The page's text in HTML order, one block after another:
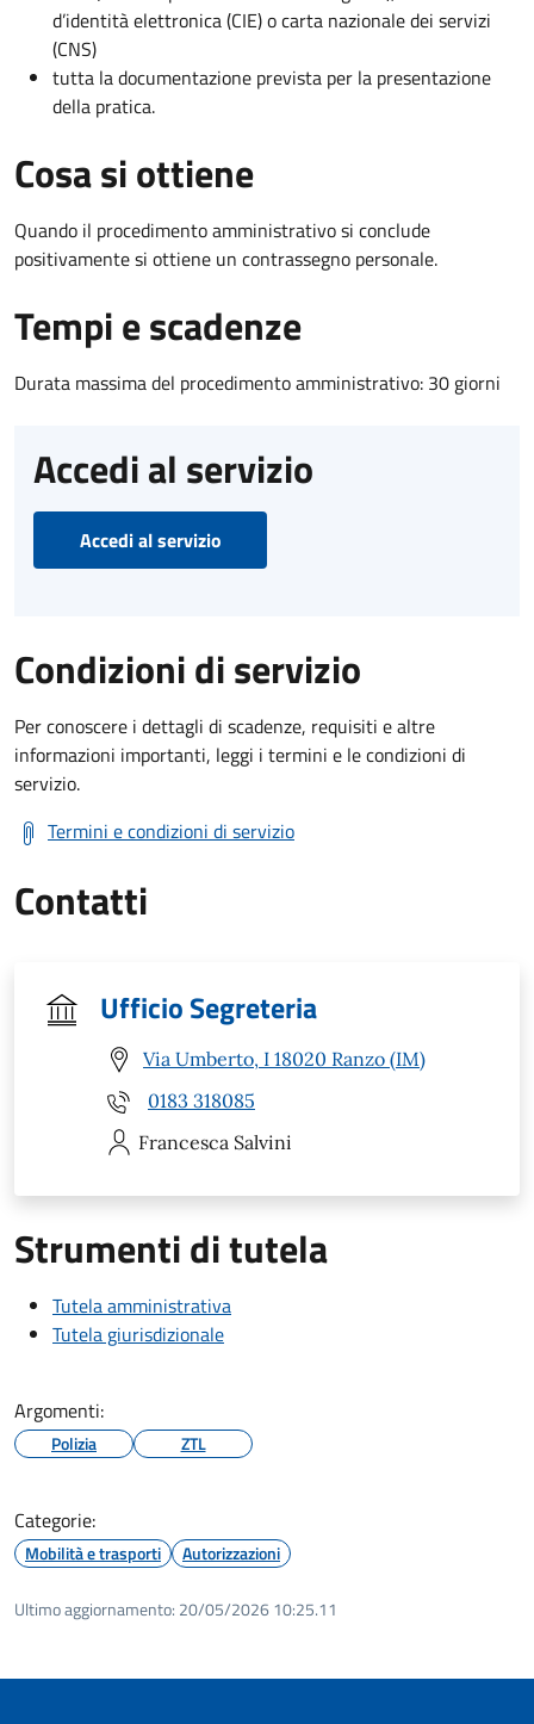
d’identità elettronica (CIE) o carta nazionale dei servizi
(CNS)
tutta la documentazione prevista per la presentazione
della pratica.
Cosa si ottiene
Quando il procedimento amministrativo si conclude
positivamente si ottiene un contrassegno personale.
Tempi e scadenze
Durata massima del procedimento amministrativo: 30 giorni
Accedi al servizio
Accedi al servizio
Condizioni di servizio
Per conoscere i dettagli di scadenze, requisiti e altre
informazioni importanti, leggi i termini e le condizioni di
servizio.
Termini e condizioni di servizio
Contatti
Ufficio Segreteria
Via Umberto, I 18020 Ranzo (IM)
0183 318085
Francesca Salvini
Strumenti di tutela
Tutela amministrativa
Tutela giurisdizionale
Argomenti:
Polizia ZTL
Categorie:
Mobilità e trasporti Autorizzazioni
Ultimo aggiornamento: 20/05/2026 10:25.11